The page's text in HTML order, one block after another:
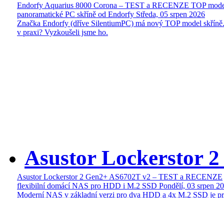
Endorfy Aquarius 8000 Corona – TEST a RECENZE TOP
panoramatické PC skříně od Endorfy Středa, 05 srpen 2026
Značka Endorfy (dříve SilentiumPC) má nový TOP model
v praxi? Vyzkoušeli jsme ho.
Asustor Lockerstor
Asustor Lockerstor 2 Gen2+ AS6702T v2 – TEST a RECENZE
flexibilní domácí NAS pro HDD i M.2 SSD Pondělí, 03 srpen
Moderní NAS v základní verzi pro dva HDD a 4x M.2 SSD je